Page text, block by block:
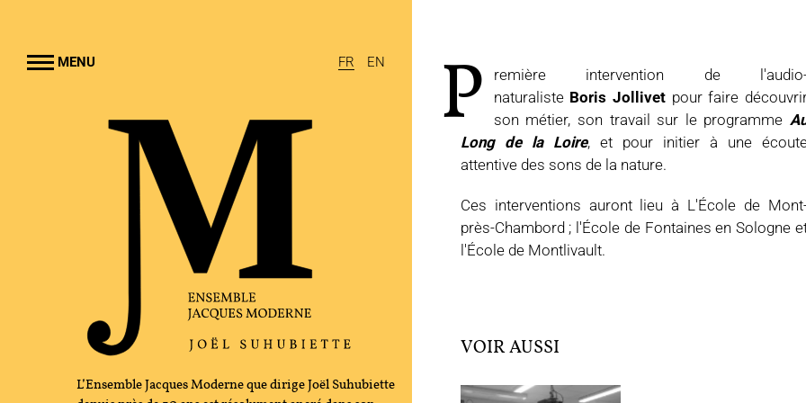
MENU FR EN
JACQUES MODERNE
CULTURELLE
L’Ensemble Jacques Moderne que dirige Joël Suhubiette
P
remière intervention de
naturaliste Boris Jollivet pour faire
son métier, son travail sur le programme
Long de la Loire, et pour initier à une
attentive des sons de la nature.
Ces interventions auront lieu à L'École de
près-Chambord ; l'École de Fontaines en Sologne
l'École de Montlivault.
VOIR AUSSI